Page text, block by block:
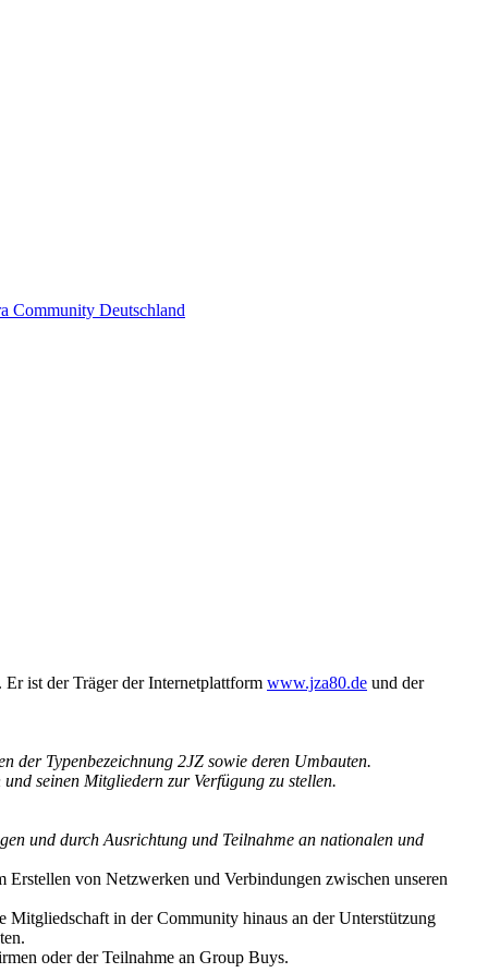
Community Deutschland
ist der Träger der Internetplattform www.jza80.de und der
der Typenbezeichnung 2JZ sowie deren Umbauten.
seinen Mitgliedern zur Verfügung zu stellen.
und durch Ausrichtung und Teilnahme an nationalen und
von Netzwerken und Verbindungen zwischen unseren
in der Community hinaus an der Unterstützung
oder der Teilnahme an Group Buys.